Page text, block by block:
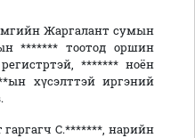
Жаргалант сумын
******* тоотод оршин
******* ноён
хүсэлттэй иргэний
гаргагч С.*******, нарийн